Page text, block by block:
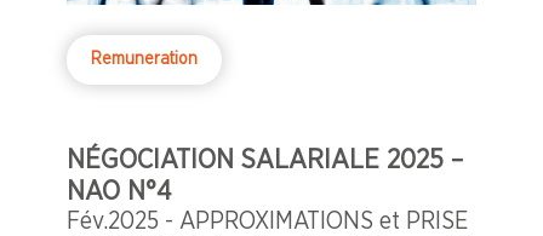
Remuneration
NÉGOCIATION SALARIALE 2025 –
NAO N°4
Fév.2025 - APPROXIMATIONS et PRISE